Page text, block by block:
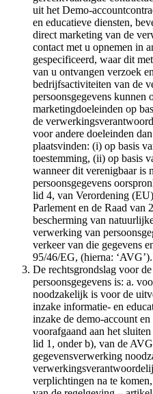
uit het Demo-
en educatieve diensten,
direct marketing van de
contact met u opnemen in
gespecificeerd, waar dit
van u ontvangen verzoek
bedrijfsactiviteiten van de
persoonsgegevens
marketingdoeleinden op
de
voor andere doeleinden
plaatsvinden: (i) op basis
toestemming, (ii) op basis
wanneer dit verenigbaar is
persoonsgegevens
lid 4, van Verordening
Parlement en de Raad van
bescherming van
verwerking van
verkeer van die gegevens
95/46/EG, (hierna: ‘AVG’).
De rechtsgrondslag voor
persoonsgegevens is: a.
noodzakelijk is voor de
inzake informatie- en
inzake de demo-account
voorafgaand aan het
lid 1, onder b), van de
gegevensverwerking
verplichtingen na te